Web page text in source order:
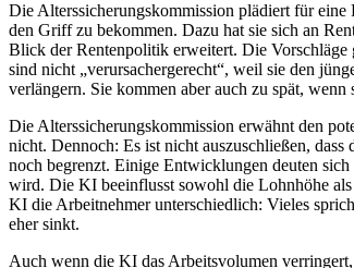
Die Alterssicherungskommission plädiert für
den Griff zu bekommen. Dazu hat sie sich an
Blick der Rentenpolitik erweitert. Die Vorschläge
sind nicht „verursachergerecht“, weil sie den
verlängern. Sie kommen aber auch zu spät,
Die Alterssicherungskommission erwähnt den
nicht. Dennoch: Es ist nicht auszuschließen,
noch begrenzt. Einige Entwicklungen deuten
wird. Die KI beeinflusst sowohl die Lohnhöhe
KI die Arbeitnehmer unterschiedlich: Vieles
eher sinkt.
Auch wenn die KI das Arbeitsvolumen